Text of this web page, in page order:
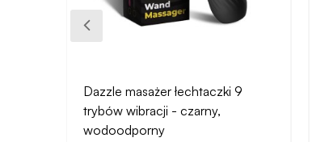
Pretty Love wibrator punktu G 12
funkcji wibracji - elegancki
różowy